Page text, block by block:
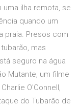
ilha remota, se
quando um
praia. Presos com
mas
seguro na água
Mutante, um filme
O'Connell,
do Tubarão de